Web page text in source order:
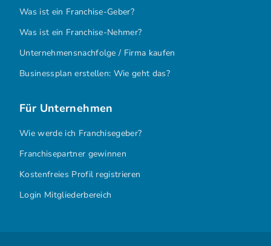
Was ist ein Franchise-Geber?
Was ist ein Franchise-Nehmer?
Unternehmensnachfolge / Firma kaufen
Businessplan erstellen: Wie geht das?
Für Unternehmen
Wie werde ich Franchisegeber?
Franchisepartner gewinnen
Kostenfreies Profil registrieren
Login Mitgliederbereich